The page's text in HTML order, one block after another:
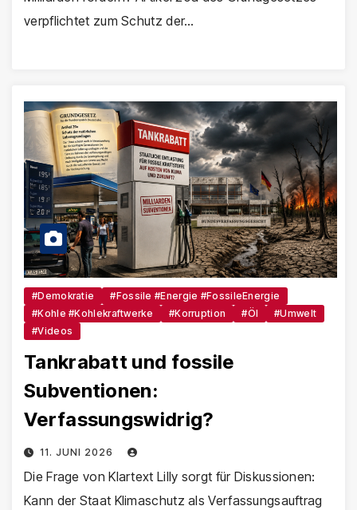
verpflichtet zum Schutz der…
#Demokratie
#Fossile #Energie #FossileEnergie
#Kohle #Kohlekraftwerke
#Korruption #Öl
#Umwelt
#Videos
Tankrabatt und fossile
Subventionen:
Verfassungswidrig?
11. JUNI 2026
Die Frage von Klartext Lilly sorgt für Diskussionen:
Kann der Staat Klimaschutz als Verfassungsauftrag